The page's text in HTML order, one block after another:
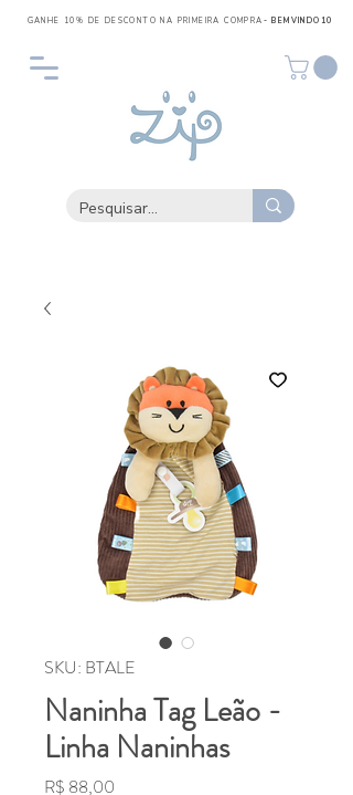
GANHE 10% DE DESCONTO NA PRIMEIRA COMPRA - BEMVINDO10
SKU: BTALE
Naninha Tag Leão -
Linha Naninhas
R$ 88,00